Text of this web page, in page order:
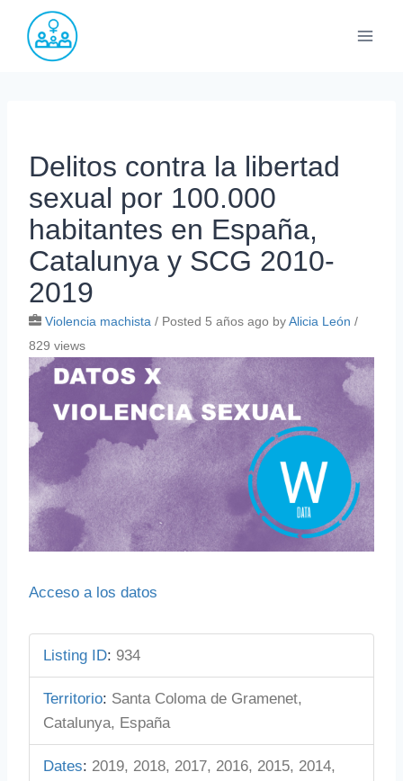
Saltar
contenido
Delitos contra la libertad
sexual por 100.000
habitantes en España,
Catalunya y SCG 2010-
2019
Violencia machista / Posted 5 años ago byAlicia León /
829 views
Acceso a los datos
Listing ID: 934
Territorio: Santa Coloma de Gramenet,
Catalunya, España
Dates: 2019, 2018, 2017, 2016, 2015, 2014,